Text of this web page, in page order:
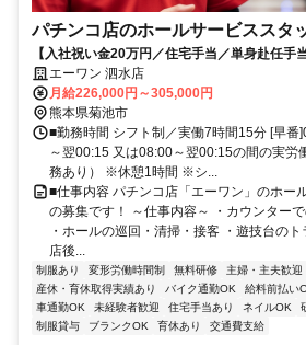
パチンコ店のホールサービススタ
【入社祝い金20万円／住宅手当／単身赴任手
生充実！】いきなり難しいことは任せません
と」からスタート
エーワン 泗水店
月給226,000円～305,000円
熊本県菊池市
■勤務時間 シフト制／実働7時間15分 [早
～翌00:15 又は08:00～翌00:15の間の実労
務あり） ※休憩1時間 ※シ...
■仕事内容 パチンコ店「エーワン」のホー
の募集です！ ～仕事内容～ ・カウンター
・ホールの巡回・清掃・接客 ・遊技台の
店後...
制服あり 変形労働時間制 無料研修 主婦・主夫歓迎
産休・育休取得実績あり
バイク通勤OK 給料前払い
車通勤OK
未経験者歓迎 住宅手当あり ネイルOK
制服貸与
ブランクOK 育休あり 交通費支給